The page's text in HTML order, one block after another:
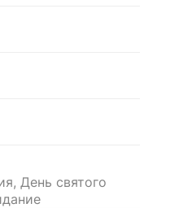
День святого